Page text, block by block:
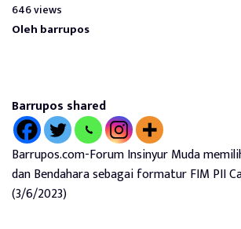
646 views
Oleh barrupos
Barrupos shared
Barrupos.com-Forum Insinyur Muda
dan Bendahara sebagai formatur FIM PII
(3/6/2023)